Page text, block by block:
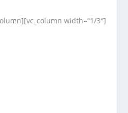
width=“1/3″]